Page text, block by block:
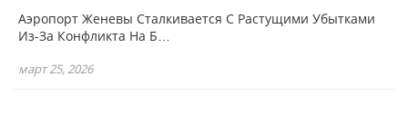
Аэропорт Женевы Сталкивается С Растущими Убытками
Из-За Конфликта На Б…
март 25, 2026